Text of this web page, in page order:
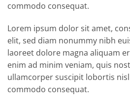
commodo consequat.
Lorem ipsum dolor sit amet,
elit, sed diam nonummy nibh
laoreet dolore magna aliquam
enim ad minim veniam, quis
ullamcorper suscipit lobortis
commodo consequat.